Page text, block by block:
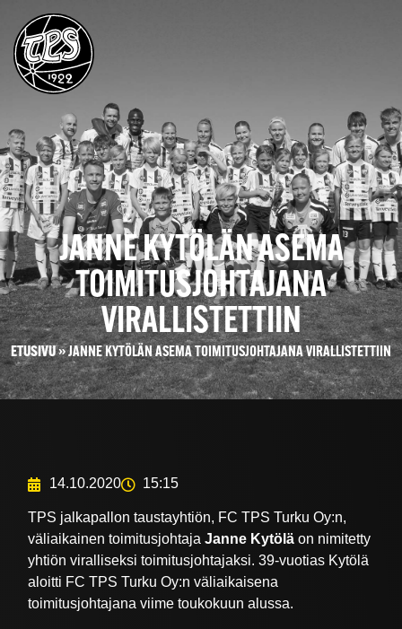
JANNE KYTÖLÄN ASEMA
TOIMITUSJOHTAJANA
VIRALLISTETTIIN
ETUSIVU»JANNE KYTÖLÄN ASEMA TOIMITUSJOHTAJANA VIRALLISTETTIIN
14.10.2020 15:15
TPS jalkapallon taustayhtiön, FC TPS Turku Oy:n,
väliaikainen toimitusjohtaja Janne Kytölä on nimitetty
yhtiön viralliseksi toimitusjohtajaksi. 39-vuotias Kytölä
aloitti FC TPS Turku Oy:n väliaikaisena
toimitusjohtajana viime toukokuun alussa.